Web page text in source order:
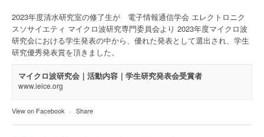
2023年度清水研究室の修了生が 電子情報通信学会 エレクトロニク
スソサイエティ マイクロ波研究専門委員会より 2023年度マイクロ波
研究会における学生発表の中から、優れた発表として選出され、学生
研究優秀発表賞を頂きました。
マイクロ波研究会｜活動内容｜学生研究発表会受賞者
www.ieice.org
View on Facebook · Share